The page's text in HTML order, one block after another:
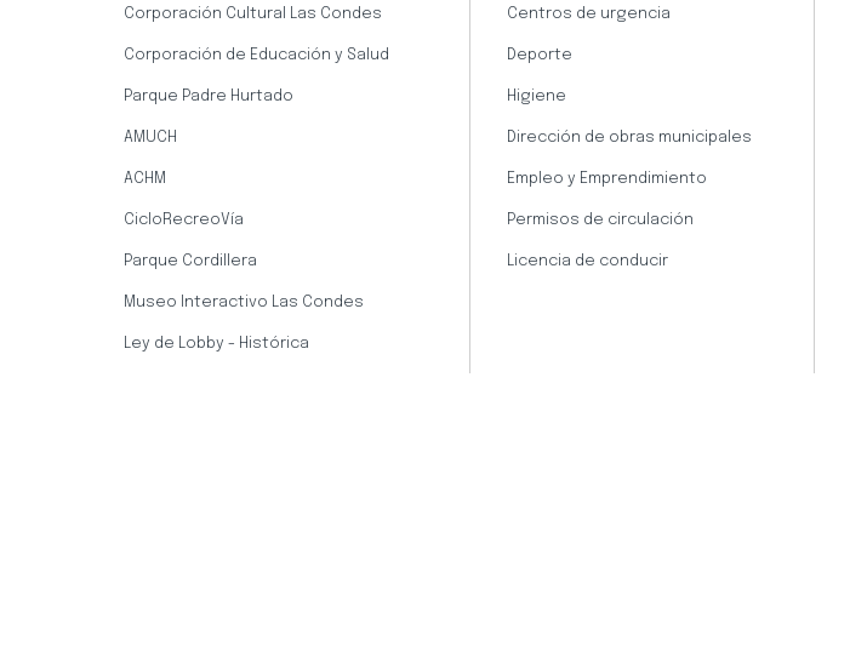
Corporación Cultural Las Condes
Corporación de Educación y Salud
Parque Padre Hurtado
AMUCH
ACHM
CicloRecreoVía
Parque Cordillera
Museo Interactivo Las Condes
Ley de Lobby - Histórica
Centros de urgencia
Deporte
Higiene
Dirección de obras municipales
Empleo y Emprendimiento
Permisos de circulación
Licencia de conducir